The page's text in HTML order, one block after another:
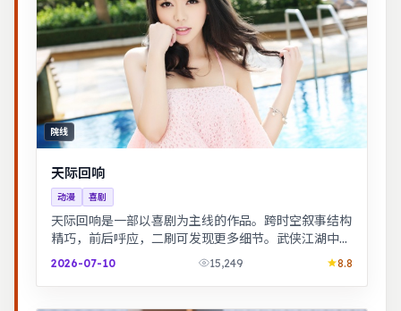
院线
天际回响
动漫 喜剧
天际回响是一部以喜剧为主线的作品。跨时空叙事结构
精巧，前后呼应，二刷可发现更多细节。武侠江湖中的
道义抉择，动作设计利落，意境悠远。
2026-07-10 15,249 8.8